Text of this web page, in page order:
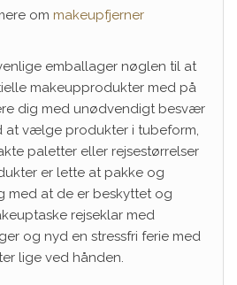
om makeupfjerner
emballager nøglen til at
makeupprodukter med på
dig med unødvendigt besvær
at vælge produkter i tubeform,
paletter eller rejsestørrelser
er lette at pakke og
med at de er beskyttet og
rejseklar med
og nyd en stressfri ferie med
lige ved hånden.